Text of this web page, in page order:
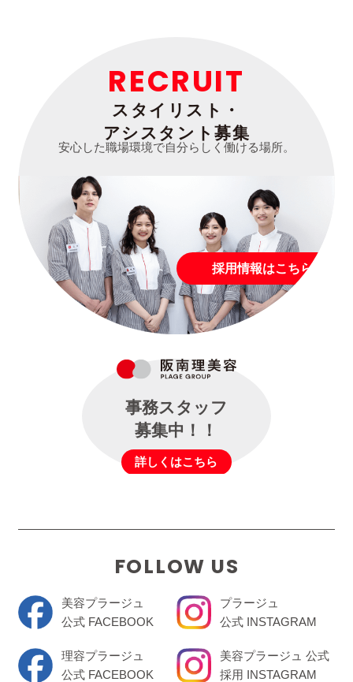
RECRUIT
スタイリスト・
アシスタント募集
安心した職場環境で自分らしく働ける場所。
採用情報はこちら
事務スタッフ
募集中！！
詳しくはこちら
FOLLOW US
美容プラージュ
公式 FACEBOOK
理容プラージュ
公式 FACEBOOK
プラージュ
公式 INSTAGRAM
美容プラージュ 公式
採用 INSTAGRAM